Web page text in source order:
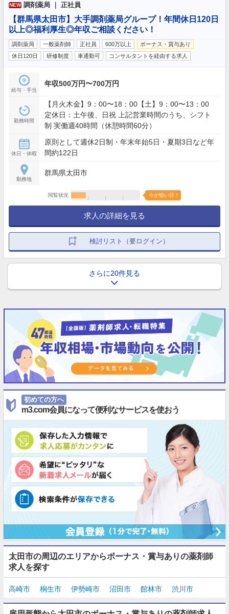
NEW 調剤薬局 ｜ 正社員
【群馬県太田市】大手調剤薬局グループ！年間休日120日
以上◎福利厚生◎年収ご相談ください！
調剤薬局 一般薬剤師 正社員 600万以上
ボーナス・賞与あり
休日120日
研修制度 車通勤可 コンサルタントを経由する求人
給与・手当
年収500万円〜700万円
勤務時間
【月火木金】9：00〜18：00【土】9：00〜13：00
定休日：土午後、日祝 上記営業時間のうち、シフト
制 実働週40時間（休憩時間60分）
休日・休暇
原則として週休2日制・年末年始5日・夏期3日など年
間約122日
勤務地
群馬県太田市
閲覧状況 今が狙い目！
求人の詳細を見る
検討リスト（要ログイン）
さらに20件見る
初めての方へ
m3.com会員になって便利なサービスを使おう
太田市の周辺のエリアからボーナス・賞与ありの薬剤師
求人を探す
高崎市 桐生市 伊勢崎市 沼田市 館林市 渋川市